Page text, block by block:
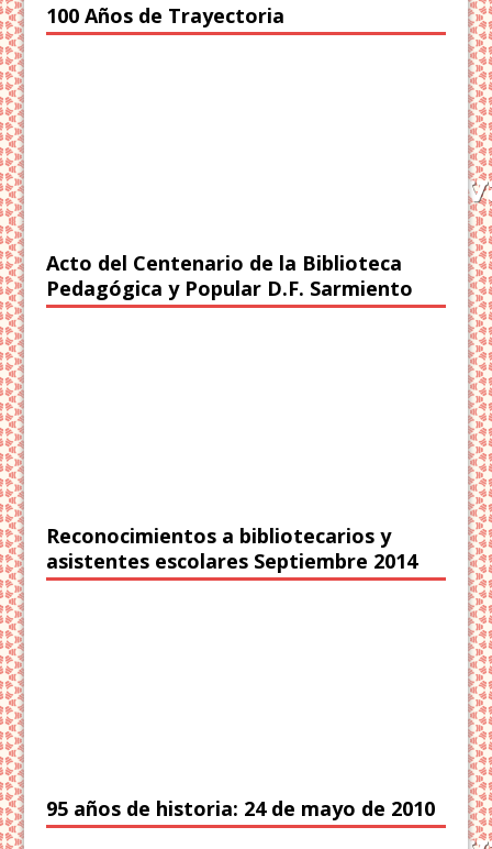
100 Años de Trayectoria
Acto del Centenario de la Biblioteca
Pedagógica y Popular D.F. Sarmiento
Reconocimientos a bibliotecarios y
asistentes escolares Septiembre 2014
95 años de historia: 24 de mayo de 2010